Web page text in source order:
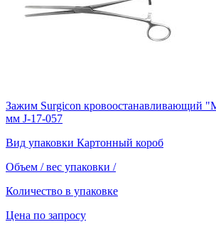
Зажим Surgicon кровоостанавливающий
мм J-17-057
Вид упаковки Картонный короб
Объем / вес упаковки /
Количество в упаковке
Цена по запросу